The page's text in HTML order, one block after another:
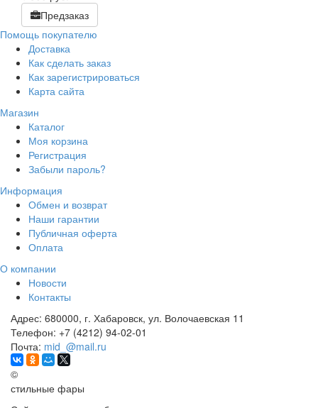
Предзаказ
Помощь покупателю
Доставка
Как сделать заказ
Как зарегистрироваться
Карта сайта
Магазин
Каталог
Моя корзина
Регистрация
Забыли пароль?
Информация
Обмен и возврат
Наши гарантии
Публичная оферта
Оплата
О компании
Новости
Контакты
Адрес: 680000, г. Хабаровск, ул. Волочаевская 11
Телефон: +7 (4212) 94-02-01
Почта: mid_@mail.ru
©
стильные фары